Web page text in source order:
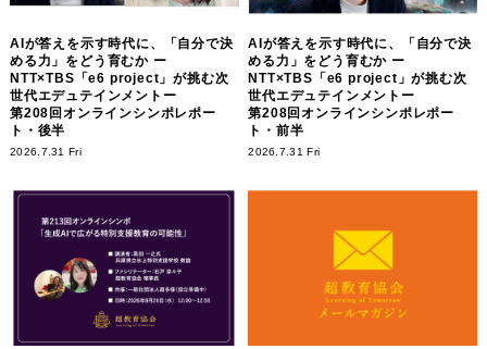
AIが答えを示す時代に、「自分で決
める力」をどう育むか ー
NTT×TBS「e6 project」が挑む次
世代エデュテインメントー
第208回オンラインシンポレポー
ト・後半
2026.7.31 Fri
AIが答えを示す時代に、「自分で決
める力」をどう育むか ー
NTT×TBS「e6 project」が挑む次
世代エデュテインメントー
第208回オンラインシンポレポー
ト・前半
2026.7.31 Fri